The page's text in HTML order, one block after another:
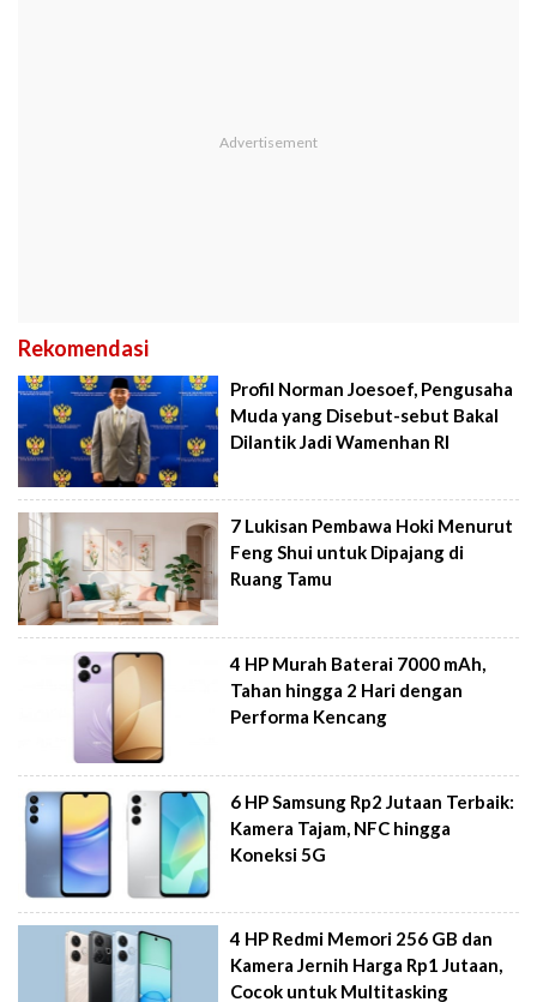
Rekomendasi
Profil Norman Joesoef, Pengusaha
Muda yang Disebut-sebut Bakal
Dilantik Jadi Wamenhan RI
7 Lukisan Pembawa Hoki Menurut
Feng Shui untuk Dipajang di
Ruang Tamu
4 HP Murah Baterai 7000 mAh,
Tahan hingga 2 Hari dengan
Performa Kencang
6 HP Samsung Rp2 Jutaan Terbaik:
Kamera Tajam, NFC hingga
Koneksi 5G
4 HP Redmi Memori 256 GB dan
Kamera Jernih Harga Rp1 Jutaan,
Cocok untuk Multitasking